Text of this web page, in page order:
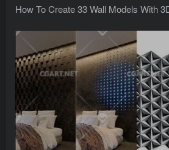
How To Create 33 Wall Models With
记住登录
登录
社交账号登录
QQ登录